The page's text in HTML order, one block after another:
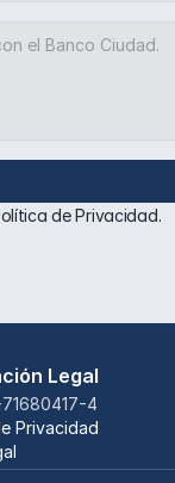
Comunicate
¿En que
¿Querés que
de Privacidad.
Legal
4
Privacidad